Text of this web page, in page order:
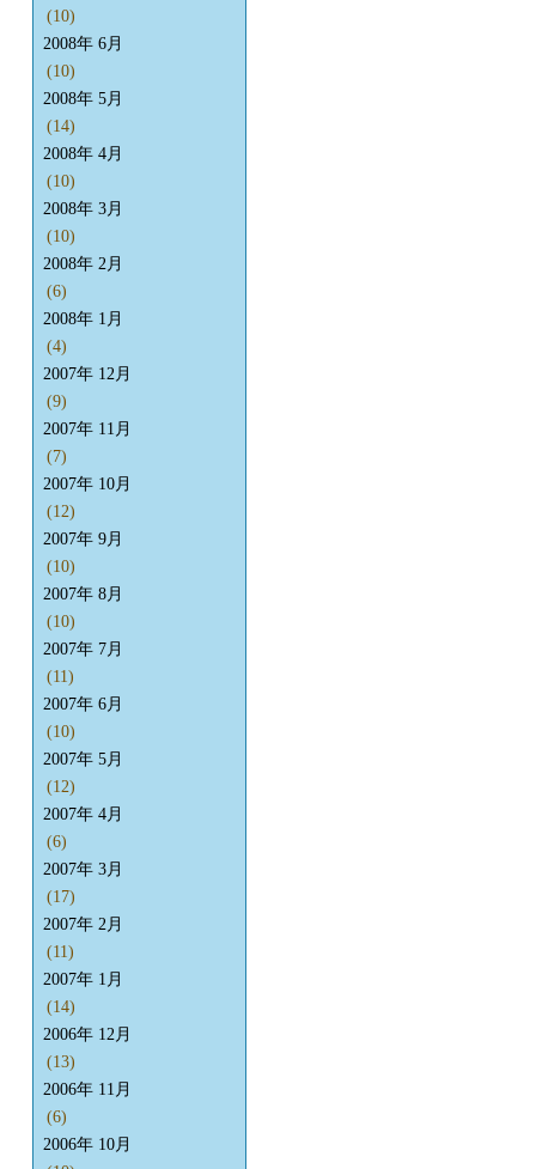
(10)
2008年 6月
(10)
2008年 5月
(14)
2008年 4月
(10)
2008年 3月
(10)
2008年 2月
(6)
2008年 1月
(4)
2007年 12月
(9)
2007年 11月
(7)
2007年 10月
(12)
2007年 9月
(10)
2007年 8月
(10)
2007年 7月
(11)
2007年 6月
(10)
2007年 5月
(12)
2007年 4月
(6)
2007年 3月
(17)
2007年 2月
(11)
2007年 1月
(14)
2006年 12月
(13)
2006年 11月
(6)
2006年 10月